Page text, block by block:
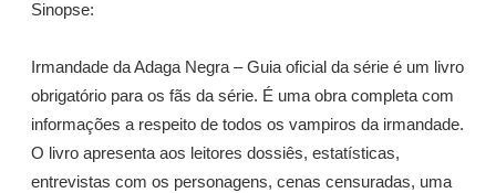
Sinopse:
Irmandade da Adaga Negra – Guia oficial da série é um livro
obrigatório para os fãs da série. É uma obra completa com
informações a respeito de todos os vampiros da irmandade.
O livro apresenta aos leitores dossiês, estatísticas,
entrevistas com os personagens, cenas censuradas, uma